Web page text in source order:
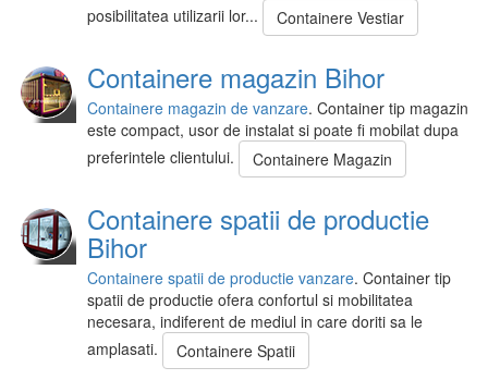
posibilitatea utilizarii lor...
Containere Vestiar
Containere magazin Bihor
Containere magazin de vanzare. Container tip magazin
este compact, usor de instalat si poate fi mobilat dupa
preferintele clientului.
Containere Magazin
Containere spatii de productie
Bihor
Containere spatii de productie vanzare. Container tip
spatii de productie ofera confortul si mobilitatea
necesara, indiferent de mediul in care doriti sa le
amplasati.
Containere Spatii